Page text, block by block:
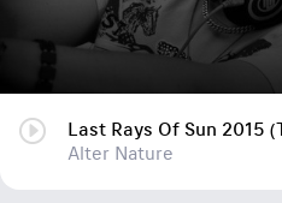
Alter Nature